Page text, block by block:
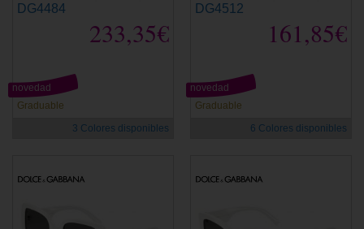
DG4484
233,35€
Graduable
novedad
3 Colores disponibles
DG4512
161,85€
Graduable
novedad
6 Colores disponibles